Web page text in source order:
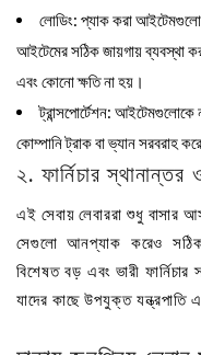
লোডিং: প্যাক করা
আইটেমের সঠিক জায়গায় ব্যবস্থা
এবং কোনো ক্ষতি না হয়।
ট্রান্সপোর্টেশন: আইটেমগুলোকে
কোম্পানি ট্রাক বা ভ্যান সরবরাহ
২. ফার্নিচার স্থানান্তর
এই সেবায় লেবাররা শুধু বাসার
সেগুলো আনপ্যাক করেও
বিশেষত বড় এবং ভারী
যাদের কাছে উপযুক্ত যন্ত্রপাতি